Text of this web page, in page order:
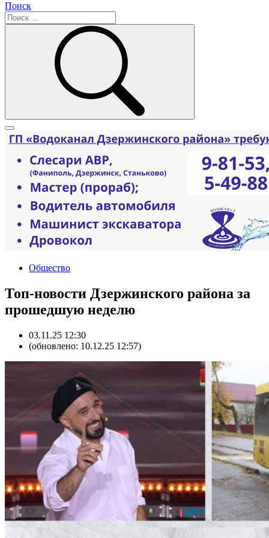
Поиск
Общество
Топ-новости Дзержинского района за
прошедшую неделю
03.11.25 12:30
(обновлено: 10.12.25 12:57)